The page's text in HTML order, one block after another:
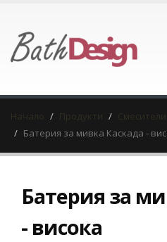
Начало Продукти
Смесители
Батерия за мивка Каскада -
Батерия за
- висока